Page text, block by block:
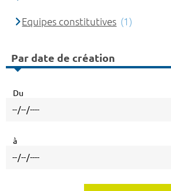
Equipes constitutives (1)
Par date de création
Du
à